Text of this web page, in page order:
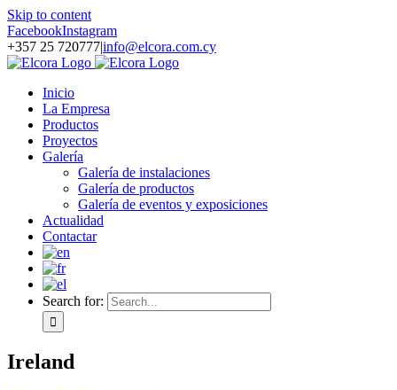
Skip to content
FacebookInstagram
+357 25 720777|info@elcora.com.cy
Inicio
La Empresa
Productos
Proyectos
Galería
Galería de instalaciones
Galería de productos
Galería de eventos y exposiciones
Actualidad
Contactar
Search for:
Ireland